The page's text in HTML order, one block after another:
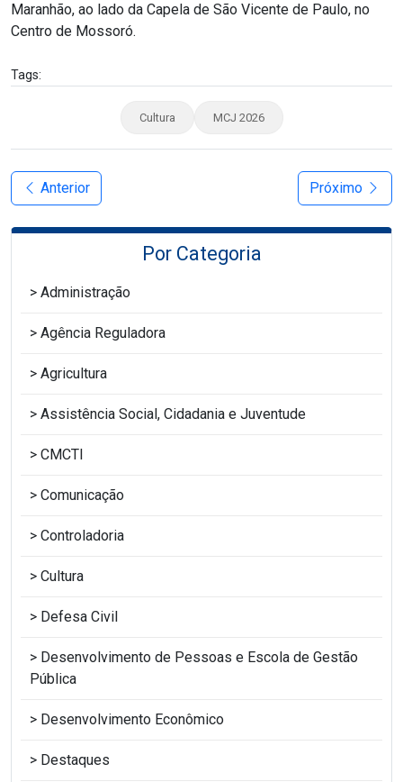
Maranhão, ao lado da Capela de São Vicente de Paulo, no
Centro de Mossoró.
Tags:
Cultura MCJ 2026
Anterior Próximo
Por Categoria
Administração
Agência Reguladora
Agricultura
Assistência Social, Cidadania e Juventude
CMCTI
Comunicação
Controladoria
Cultura
Defesa Civil
Desenvolvimento de Pessoas e Escola de Gestão
Pública
Desenvolvimento Econômico
Destaques